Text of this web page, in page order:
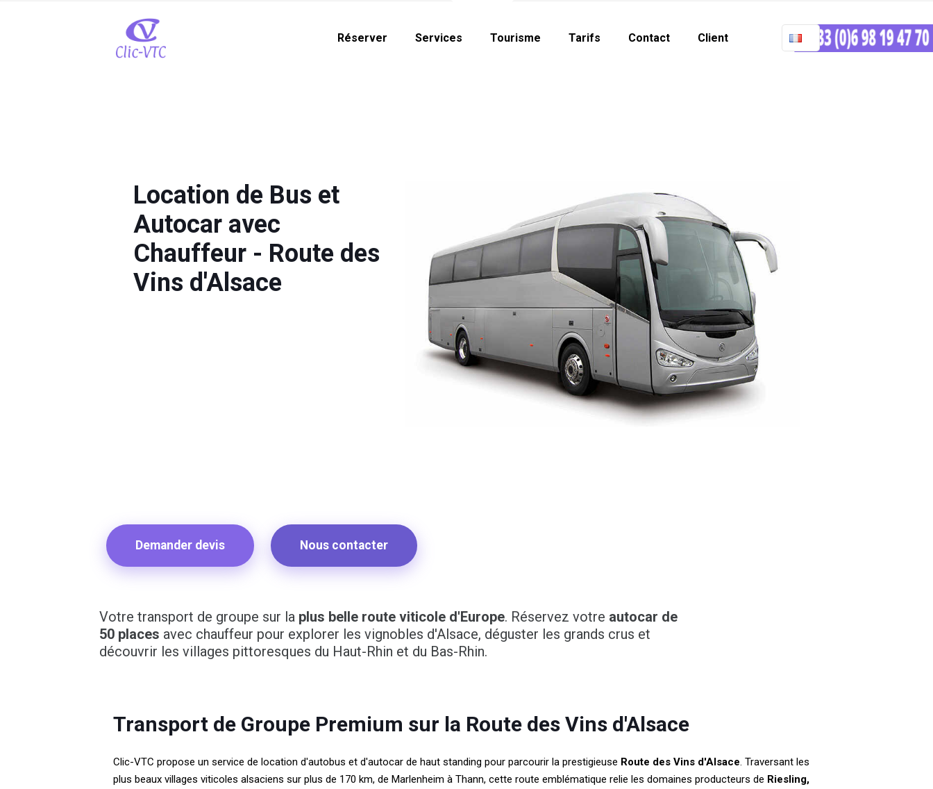
Réserver Services Tourisme Tarifs Contact Client
Location de Bus et
Autocar avec
Chauffeur - Route des
Vins d'Alsace
Demander devis Nous contacter
Votre transport de groupe sur la plus belle route viticole d'Europe. Réservez votre autocar de
50 places avec chauffeur pour explorer les vignobles d'Alsace, déguster les grands crus et
découvrir les villages pittoresques du Haut-Rhin et du Bas-Rhin.
Transport de Groupe Premium sur la Route des Vins d'Alsace
Clic-VTC propose un service de location d'autobus et d'autocar de haut standing pour parcourir la prestigieuse Route des Vins d'Alsace. Traversant les
plus beaux villages viticoles alsaciens sur plus de 170 km, de Marlenheim à Thann, cette route emblématique relie les domaines producteurs de Riesling,